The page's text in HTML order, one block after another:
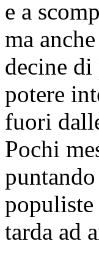
e a
ma
decine
potere
fuori
Pochi
tarda ad